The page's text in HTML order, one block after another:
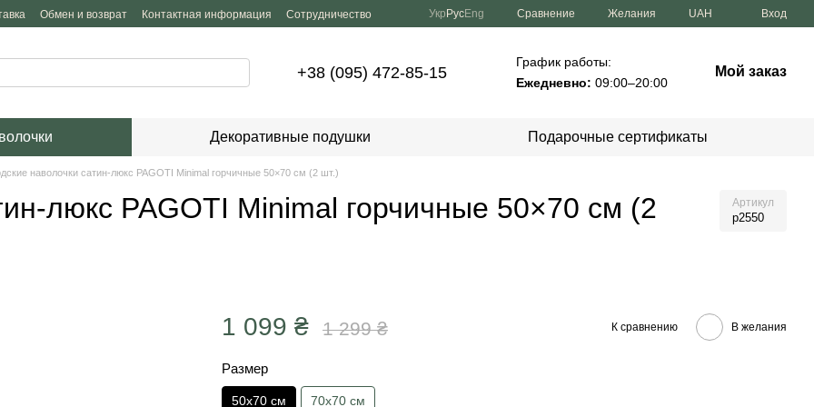
Обмен и возврат Контактная информация
Сотрудничество
Укр РусEng Сравнение Желания UAH Вход
+38 (095) 472-85-15
График работы:
Ежедневно: 09:00–20:00
Мой заказ
Декоративные подушки Подарочные сертификаты
наволочки сатин-люкс PAGOTI Minimal горчичные 50×70 см (2 шт.)
люкс PAGOTI Minimal горчичные 50×70 см (2
Артикул
p2550
1 099 ₴ 1 299 ₴ К сравнению В желания
Размер
50х70 см 70х70 см